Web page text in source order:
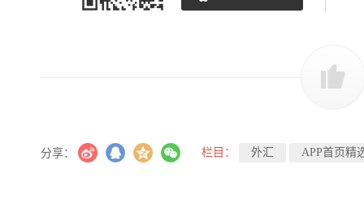
分享： 栏目： 外汇 APP首页精